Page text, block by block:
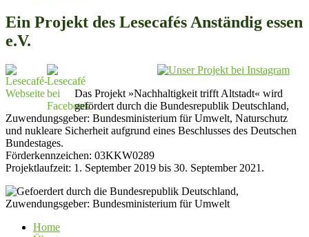
Ein Projekt des Lesecafés Anständig essen
e.V.
Das Projekt »Nachhaltigkeit trifft Altstadt« wird
gefördert durch die Bundesrepublik Deutschland,
Zuwendungsgeber: Bundesministerium für Umwelt, Naturschutz
und nukleare Sicherheit aufgrund eines Beschlusses des Deutschen
Bundestages.
Förderkennzeichen: 03KKW0289
Projektlaufzeit: 1. September 2019 bis 30. September 2021.
Home